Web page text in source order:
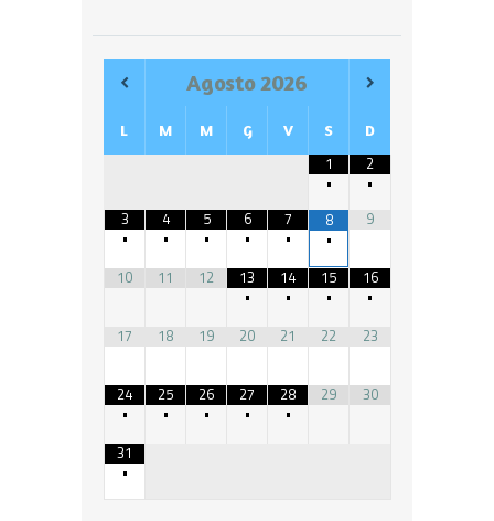
Agosto 2026
L M M G V S D
1
•
2
•
3
•
4
•
5
•
6
•
7
•
8
•
9
10 11 12
13
•
14
•
15
•
16
•
17
18 19 20 21 22 23
24
•
25
•
26
•
27
•
28
•
29 30
31
•